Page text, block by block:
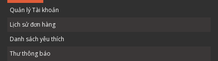
Quản lý Tài khoản
Lịch sử đơn hàng
Danh sách yêu thích
Thư thông báo